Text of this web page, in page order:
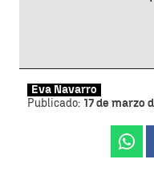
Eva Navarro
Publicado: 17 de marzo